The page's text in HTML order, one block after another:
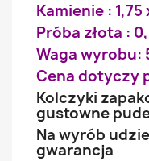
Kamienie : 1,75
Próba złota :
Waga
Cena dotyczy
Kolczyki
gustowne
Na wyrób
gwarancja